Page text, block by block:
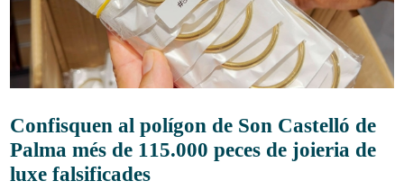
Confisquen al polígon de Son Castelló de
Palma més de 115.000 peces de joieria de
luxe falsificades